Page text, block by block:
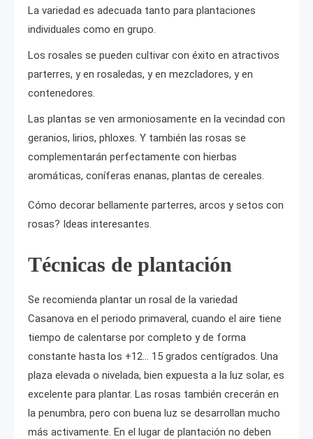
La variedad es adecuada tanto para plantaciones
individuales como en grupo.
Los rosales se pueden cultivar con éxito en atractivos
parterres, y en rosaledas, y en mezcladores, y en
contenedores.
Las plantas se ven armoniosamente en la vecindad con
geranios, lirios, phloxes. Y también las rosas se
complementarán perfectamente con hierbas
aromáticas, coníferas enanas, plantas de cereales.
Cómo decorar bellamente parterres, arcos y setos con
rosas? Ideas interesantes.
Técnicas de plantación
Se recomienda plantar un rosal de la variedad
Casanova en el periodo primaveral, cuando el aire tiene
tiempo de calentarse por completo y de forma
constante hasta los +12… 15 grados centígrados. Una
plaza elevada o nivelada, bien expuesta a la luz solar, es
excelente para plantar. Las rosas también crecerán en
la penumbra, pero con buena luz se desarrollan mucho
más activamente. En el lugar de plantación no deben